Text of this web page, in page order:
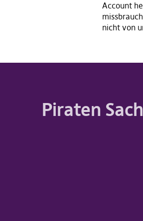
Account
nicht von
Piraten